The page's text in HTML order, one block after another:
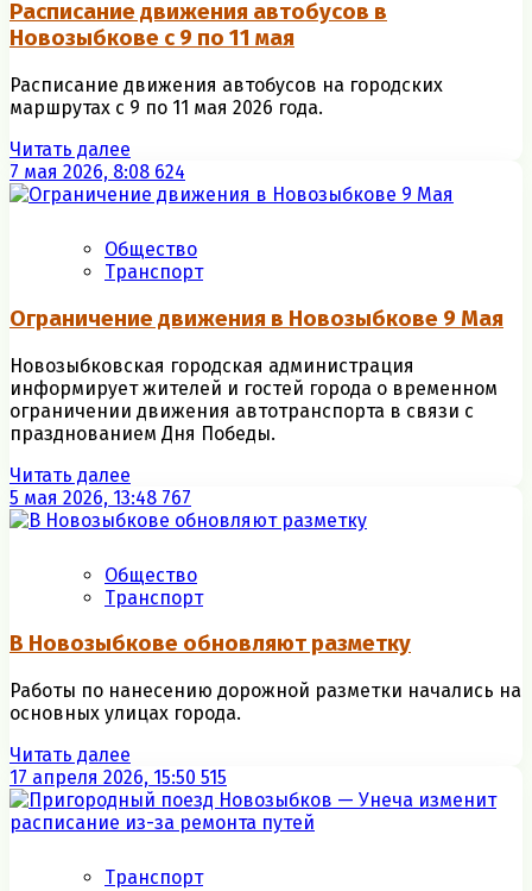
Расписание движения автобусов в
Новозыбкове с 9 по 11 мая
Расписание движения автобусов на городских
маршрутах с 9 по 11 мая 2026 года.
Читать далее
7 мая 2026, 8:08 624
Общество
Транспорт
Ограничение движения в Новозыбкове 9 Мая
Новозыбковская городская администрация
информирует жителей и гостей города о временном
ограничении движения автотранспорта в связи с
празднованием Дня Победы.
Читать далее
5 мая 2026, 13:48 767
Общество
Транспорт
В Новозыбкове обновляют разметку
Работы по нанесению дорожной разметки начались на
основных улицах города.
Читать далее
17 апреля 2026, 15:50 515
Транспорт